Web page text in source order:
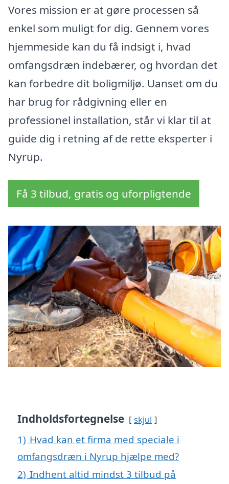
Vores mission er at gøre processen så
enkel som muligt for dig. Gennem vores
hjemmeside kan du få indsigt i, hvad
omfangsdræn indebærer, og hvordan det
kan forbedre dit boligmiljø. Uanset om du
har brug for rådgivning eller en
professionel installation, står vi klar til at
guide dig i retning af de rette eksperter i
Nyrup.
Få 3 tilbud, gratis og uforpligtende
Indholdsfortegnelse skjul
1) Hvad kan et firma med speciale i
omfangsdræn i Nyrup hjælpe med?
2) Indhent altid mindst 3 tilbud på